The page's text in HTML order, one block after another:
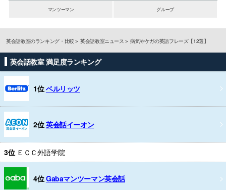
マンツーマン
グループ
英会話教室のランキング・比較 英会話教室ニュース 病気やケガの英語フレーズ【12選】
英会話教室 満足度ランキング
1位ベルリッツ
2位英会話イーオン
3位 ＥＣＣ外語学院
4位Gabaマンツーマン英会話